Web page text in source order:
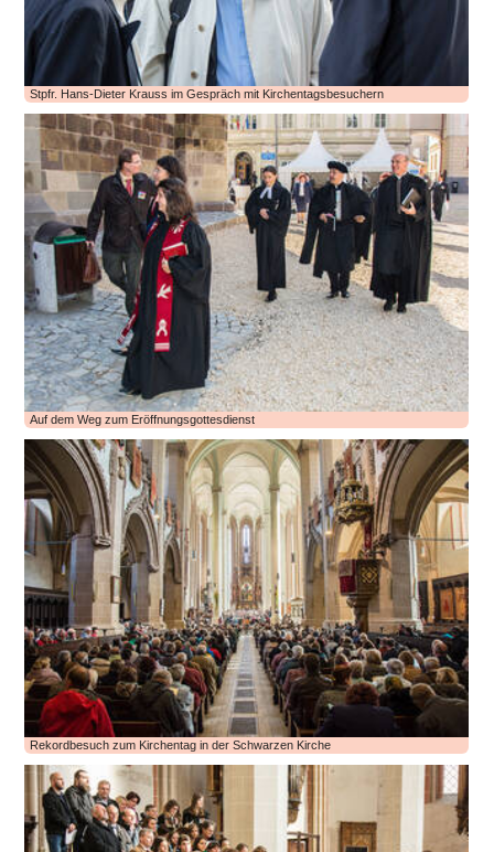
Stpfr. Hans-Dieter Krauss im Gespräch mit Kirchentagsbesuchern
Auf dem Weg zum Eröffnungsgottesdienst
Rekordbesuch zum Kirchentag in der Schwarzen Kirche